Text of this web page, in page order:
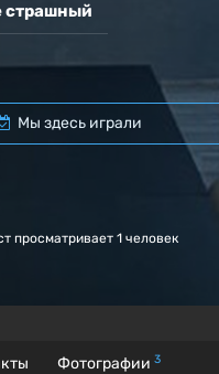
страшный
Мы здесь играли
просматривает 1 человек
Фотографии 3